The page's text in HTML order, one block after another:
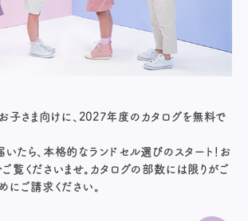
さま向けに、2027年度のカタログを無料で
たら、本格的なランドセル選びのスタート！お
覧くださいませ。カタログの部数には限りがご
にご請求ください。